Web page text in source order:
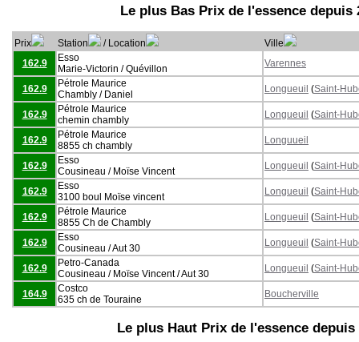
Le plus Bas Prix de l'essence depuis
Prix Station / Location
Ville
162.9
Esso
Marie-Victorin / Quévillon
Varennes
162.9
Pétrole Maurice
Chambly / Daniel
Longueuil (Saint-
162.9
Pétrole Maurice
chemin chambly
Longueuil (Saint-
162.9
Pétrole Maurice
8855 ch chambly
Longuueil
162.9
Esso
Cousineau / Moïse Vincent
Longueuil (Saint-
162.9
Esso
3100 boul Moïse vincent
Longueuil (Saint-
162.9
Pétrole Maurice
8855 Ch de Chambly
Longueuil (Saint-
162.9
Esso
Cousineau / Aut 30
Longueuil (Saint-
162.9
Petro-Canada
Cousineau / Moïse Vincent / Aut 30
Longueuil (Saint-
164.9
Costco
635 ch de Touraine
Boucherville
Le plus Haut Prix de l'essence depuis